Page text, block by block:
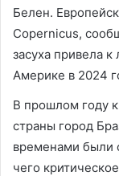
Белен.
Copernicus,
засуха привела
Америке в 2024
В прошлом году
страны город
временами были
чего